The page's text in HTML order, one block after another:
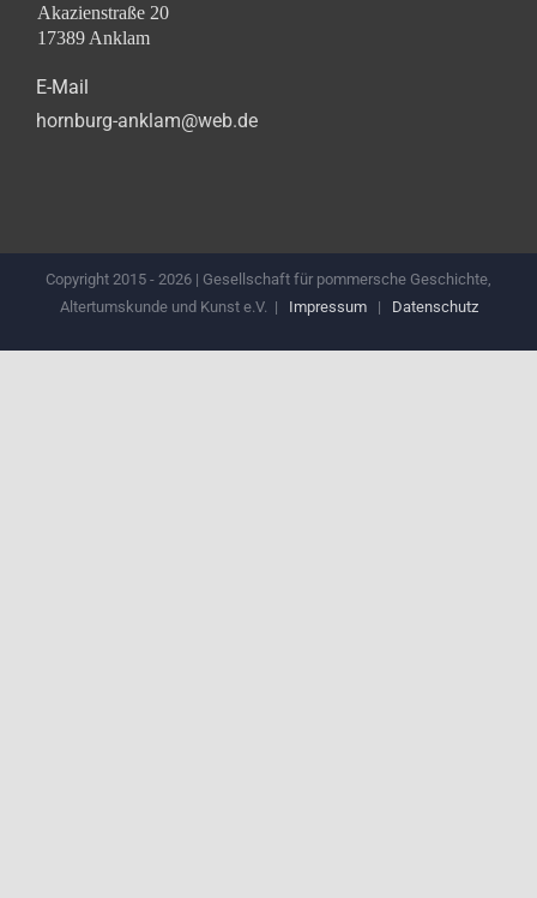
Akazienstraße 20
17389 Anklam
E-Mail
hornburg-anklam@web.de
Copyright 2015 - 2026 | Gesellschaft für pommersche Geschichte,
Altertumskunde und Kunst e.V. | Impressum| Datenschutz